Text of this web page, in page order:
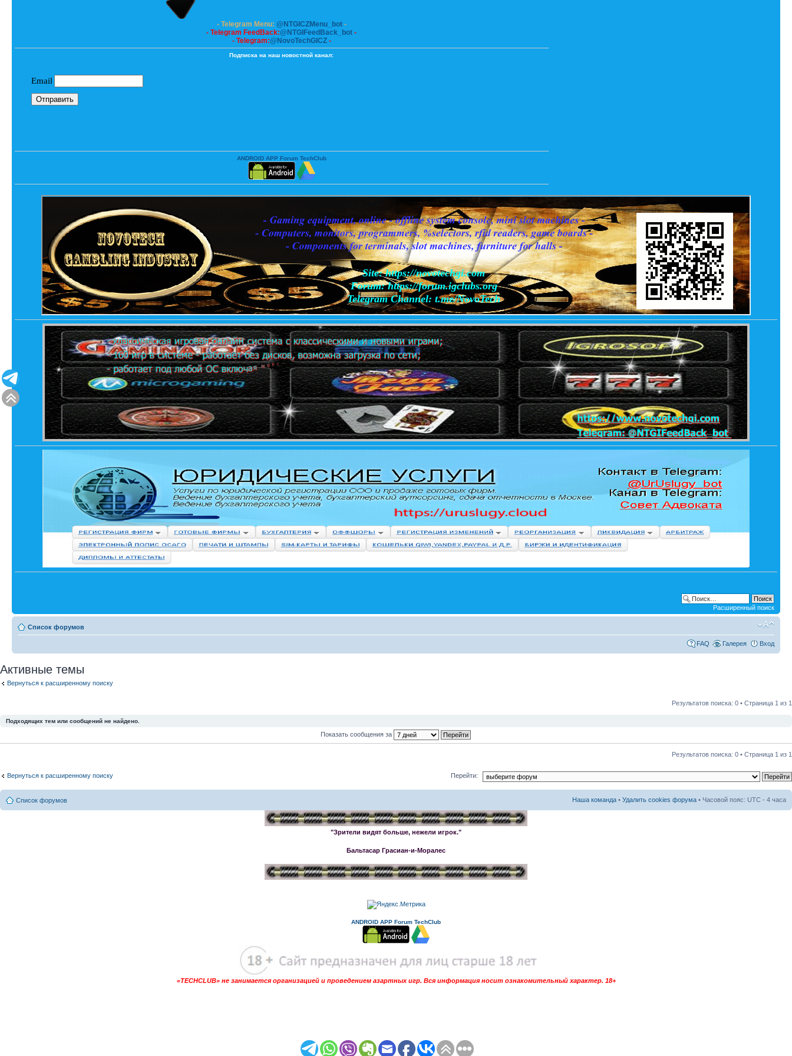
- Telegram Menu: @NTGICZMenu_bot-
- Telegram FeedBack:@NTGIFeedBack_bot -
- Telegram:@NovoTechGICZ-
Подписка на наш новостной канал:
ANDROID APP Forum TechClub
Расширенный поиск
Список форумов
FAQ Галерея Вход
Активные темы
Вернуться к расширенному поиску
Результатов поиска: 0 • Страница 1 из 1
Подходящих тем или сообщений не найдено.
Показать сообщения за
Результатов поиска: 0 • Страница 1 из 1
Вернуться к расширенному поиску Перейти:
Список форумов Наша команда • Удалить cookies форума • Часовой пояс: UTC - 4 часа
"Зрители видят больше, нежели игрок."
Бальтасар Грасиан-и-Моралес
ANDROID APP Forum TechClub
«TECHCLUB» не занимается организацией и проведением азартных игр. Вся информация носит ознакомительный характер. 18+